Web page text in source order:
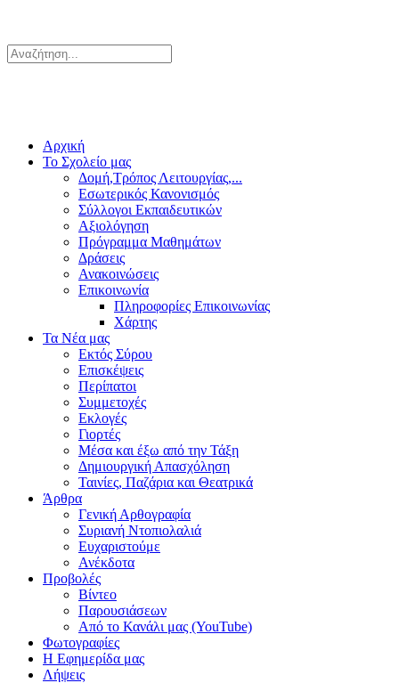
Αρχική
Το Σχολείο μας
Δομή,Τρόπος Λειτουργίας,...
Εσωτερικός Κανονισμός
Σύλλογοι Εκπαιδευτικών
Αξιολόγηση
Πρόγραμμα Μαθημάτων
Δράσεις
Ανακοινώσεις
Επικοινωνία
Πληροφορίες Επικοινωνίας
Χάρτης
Τα Νέα μας
Εκτός Σύρου
Επισκέψεις
Περίπατοι
Συμμετοχές
Εκλογές
Γιορτές
Μέσα και έξω από την Τάξη
Δημιουργική Απασχόληση
Ταινίες, Παζάρια και Θεατρικά
Άρθρα
Γενική Αρθογραφία
Συριανή Ντοπιολαλιά
Ευχαριστούμε
Ανέκδοτα
Προβολές
Βίντεο
Παρουσιάσεων
Από το Κανάλι μας (YouTube)
Φωτογραφίες
Η Εφημερίδα μας
Λήψεις